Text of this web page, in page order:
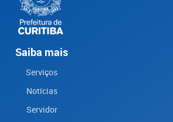
Saiba mais
Serviços
Notícias
Servidor